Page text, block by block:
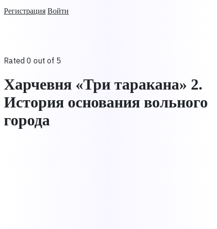
Регистрация Войти
Rated 0 out of 5
Харчевня «Три таракана» 2.
История основания вольного
города